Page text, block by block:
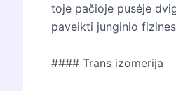
toje pačioje pusėje
paveikti junginio
#### Trans izomerija